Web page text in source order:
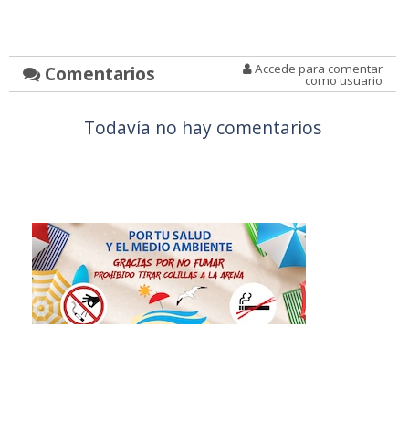
Comentarios Accede para comentar
como usuario
Todavía no hay comentarios
lista de cookies y como desconectarlas.
nuestra Política de Privacidad y Cookies
Aceptar Cookies
Personalizar